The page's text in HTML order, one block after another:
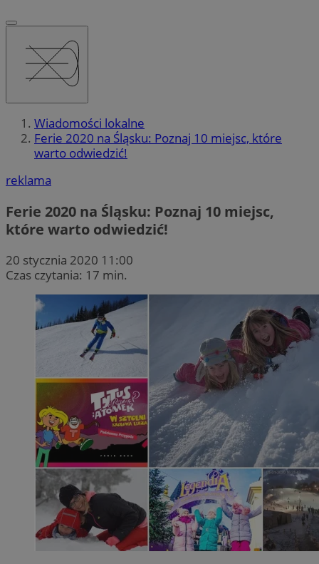
Wiadomości lokalne
Ferie 2020 na Śląsku: Poznaj 10 miejsc, które
warto odwiedzić!
reklama
Ferie 2020 na Śląsku: Poznaj 10 miejsc,
które warto odwiedzić!
20 stycznia 2020 11:00
Czas czytania: 17 min.